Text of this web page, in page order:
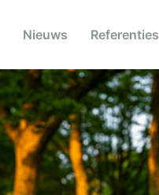
Nieuws Referenties